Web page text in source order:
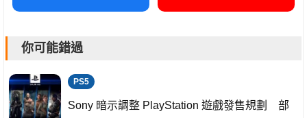
你可能錯過
PS5
Sony 暗示調整 PlayStation 遊戲發售規劃 部